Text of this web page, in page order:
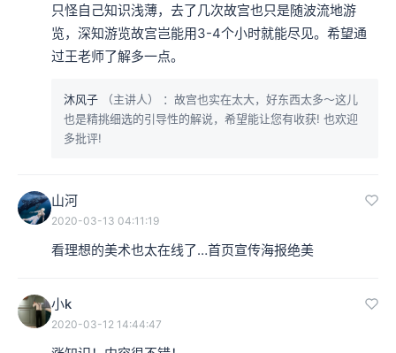
只怪自己知识浅薄，去了几次故宫也只是随波流地游
览，深知游览故宫岂能用3-4个小时就能尽见。希望通
过王老师了解多一点。
沐风子 （主讲人）
：故宫也实在太大，好东西太多～这儿
也是精挑细选的引导性的解说，希望能让您有收获! 也欢迎
多批评!
山河
2020-03-13 04:11:19
看理想的美术也太在线了…首页宣传海报绝美
小k
2020-03-12 14:44:47